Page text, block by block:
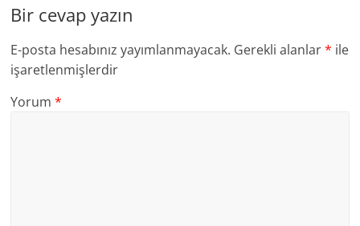
Bir cevap yazın
E-posta hesabınız yayımlanmayacak. Gerekli alanlar* ile
işaretlenmişlerdir
Yorum*